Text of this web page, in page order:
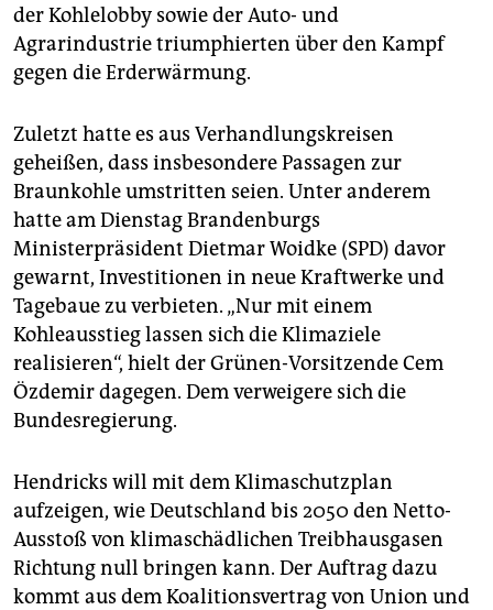
der Kohlelobby sowie der Auto- und
Agrarindustrie triumphierten über den Kampf
gegen die Erderwärmung.
Zuletzt hatte es aus Verhandlungskreisen
geheißen, dass insbesondere Passagen zur
Braunkohle umstritten seien. Unter anderem
hatte am Dienstag Brandenburgs
Ministerpräsident Dietmar Woidke (SPD) davor
gewarnt, Investitionen in neue Kraftwerke und
Tagebaue zu verbieten. „Nur mit einem
Kohleausstieg lassen sich die Klimaziele
realisieren“, hielt der Grünen-Vorsitzende Cem
Özdemir dagegen. Dem verweigere sich die
Bundesregierung.
Hendricks will mit dem Klimaschutzplan
aufzeigen, wie Deutschland bis 2050 den Netto-
Ausstoß von klimaschädlichen Treibhausgasen
Richtung null bringen kann. Der Auftrag dazu
kommt aus dem Koalitionsvertrag von Union und